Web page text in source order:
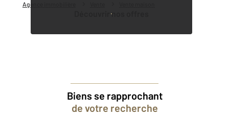
Agence immobilière
Découvrir nos offres
Biens se rapprochant
de votre recherche